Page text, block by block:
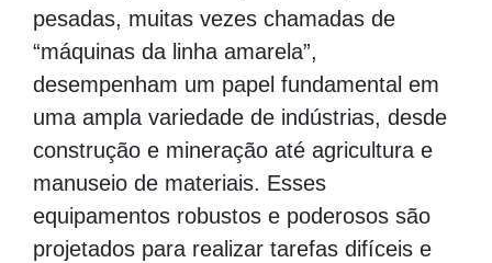
pesadas, muitas vezes chamadas de
“máquinas da linha amarela”,
desempenham um papel fundamental em
uma ampla variedade de indústrias, desde
construção e mineração até agricultura e
manuseio de materiais. Esses
equipamentos robustos e poderosos são
projetados para realizar tarefas difíceis e